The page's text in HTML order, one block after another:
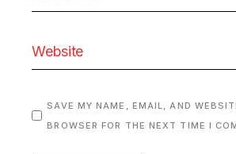
SAVE MY NAME, EMAIL, AND
BROWSER FOR THE NEXT TIME I